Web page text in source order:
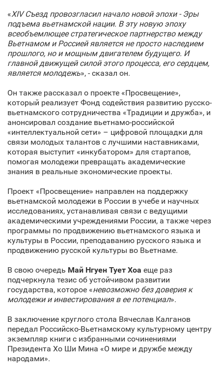
«XIV Съезд провозгласил начало новой эпохи - Эры
подъема вьетнамской нации. В эту новую эпоху
всеобъемлющее стратегическое партнерство между
Вьетнамом и Россией является не просто наследием
прошлого, но и мощным двигателем будущего. И
главной движущей силой этого процесса, его сердцем,
является молодежь», - сказал он.
Он также рассказал о проекте «Просвещение»,
который реализует Фонд содействия развитию русско-
вьетнамского сотрудничества «Традиции и дружба», и
анонсировал создание вьетнамо-российской
«интеллектуальной сети» – цифровой площадки для
связи молодых талантов с лучшими наставниками,
которая выступит «инкубатором» для стартапов,
помогая молодежи превращать академические
знания в реальные экономические проекты.
Проект «Просвещение» направлен на поддержку
вьетнамской молодежи в России в учебе и научных
исследованиях, устанавливая связи с ведущими
академическими учреждениями России, а также через
программы по продвижению вьетнамского языка и
культуры в России, преподаванию русского языка и
продвижению русской культуры во Вьетнаме.
В свою очередь Май Нгуен Тует Хоа еще раз
подчеркнула тезис об устойчивом развитии
государства, которое «невозможно без доверия к
молодежи и инвестирования в ее потенциал».
В заключение круглого стола Вячеслав Калганов
передал Российско-Вьетнамскому культурному центру
экземпляр книги с избранными сочинениями
Президента Хо Ши Мина «О мире и дружбе между
народами».